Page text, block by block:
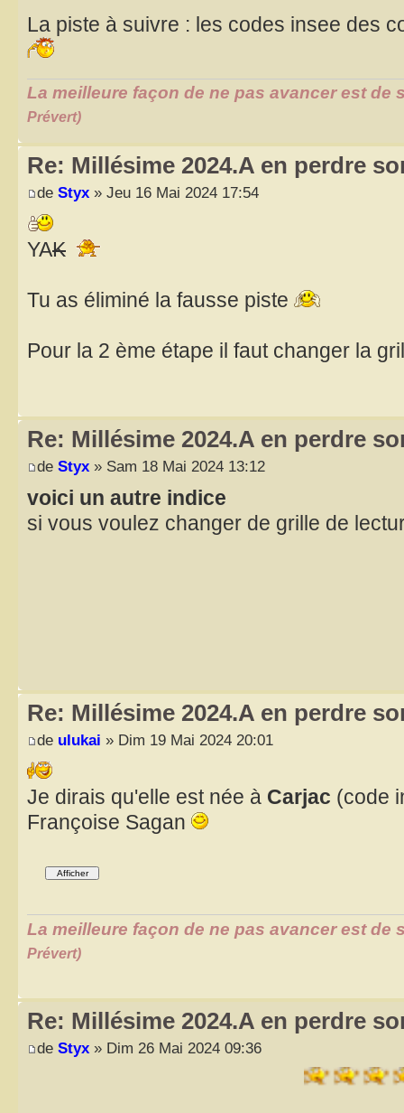
La piste à suivre : les codes insee des
La meilleure façon de ne pas avancer est de
Prévert)
Re: Millésime 2024.A en perdre
de Styx » Jeu 16 Mai 2024 17:54
YAK
Tu as éliminé la fausse piste
Pour la 2 ème étape il faut changer la
Re: Millésime 2024.A en perdre
de Styx » Sam 18 Mai 2024 13:12
voici un autre indice
si vous voulez changer de grille de
Re: Millésime 2024.A en perdre
de ulukai » Dim 19 Mai 2024 20:01
Je dirais qu'elle est née à Carjac (code
Françoise Sagan
La meilleure façon de ne pas avancer est de
Prévert)
Re: Millésime 2024.A en perdre
de Styx » Dim 26 Mai 2024 09:36